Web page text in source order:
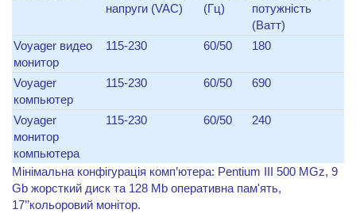
напруги (VAC)
(Гц)
потужність
(Ватт)
Voyager видео
монитор
115-230 60/50 180
Voyager
компьютер
115-230 60/50 690
Voyager
монитор
компьютера
115-230 60/50 240
Мінімальна конфігурація комп’ютера: Pentium III 500 MGz, 9
Gb жорсткий диск та 128 Мb оперативна пам'ять,
17’’кольоровий монітор.